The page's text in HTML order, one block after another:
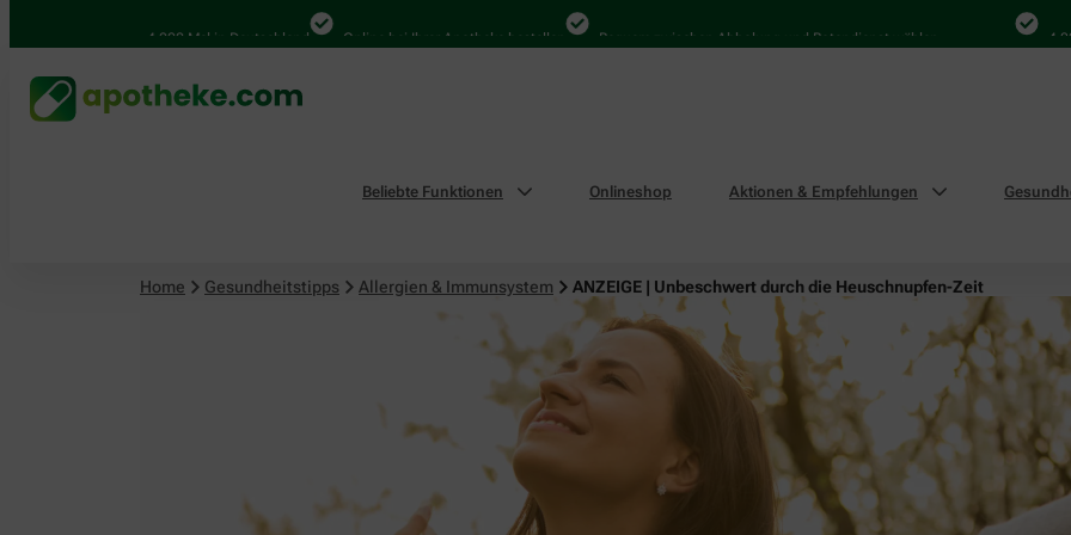
4.000 Mal in Deutschland Online bei Ihrer Apotheke bestellen Bequem zwischen Abholung und Botendienst wählen 4.000 Mal
Beliebte Funktionen Onlineshop Aktionen & Empfehlungen
Home Gesundheitstipps Allergien & Immunsystem ANZEIGE | Unbeschwert durch die Heuschnupfen-Zeit